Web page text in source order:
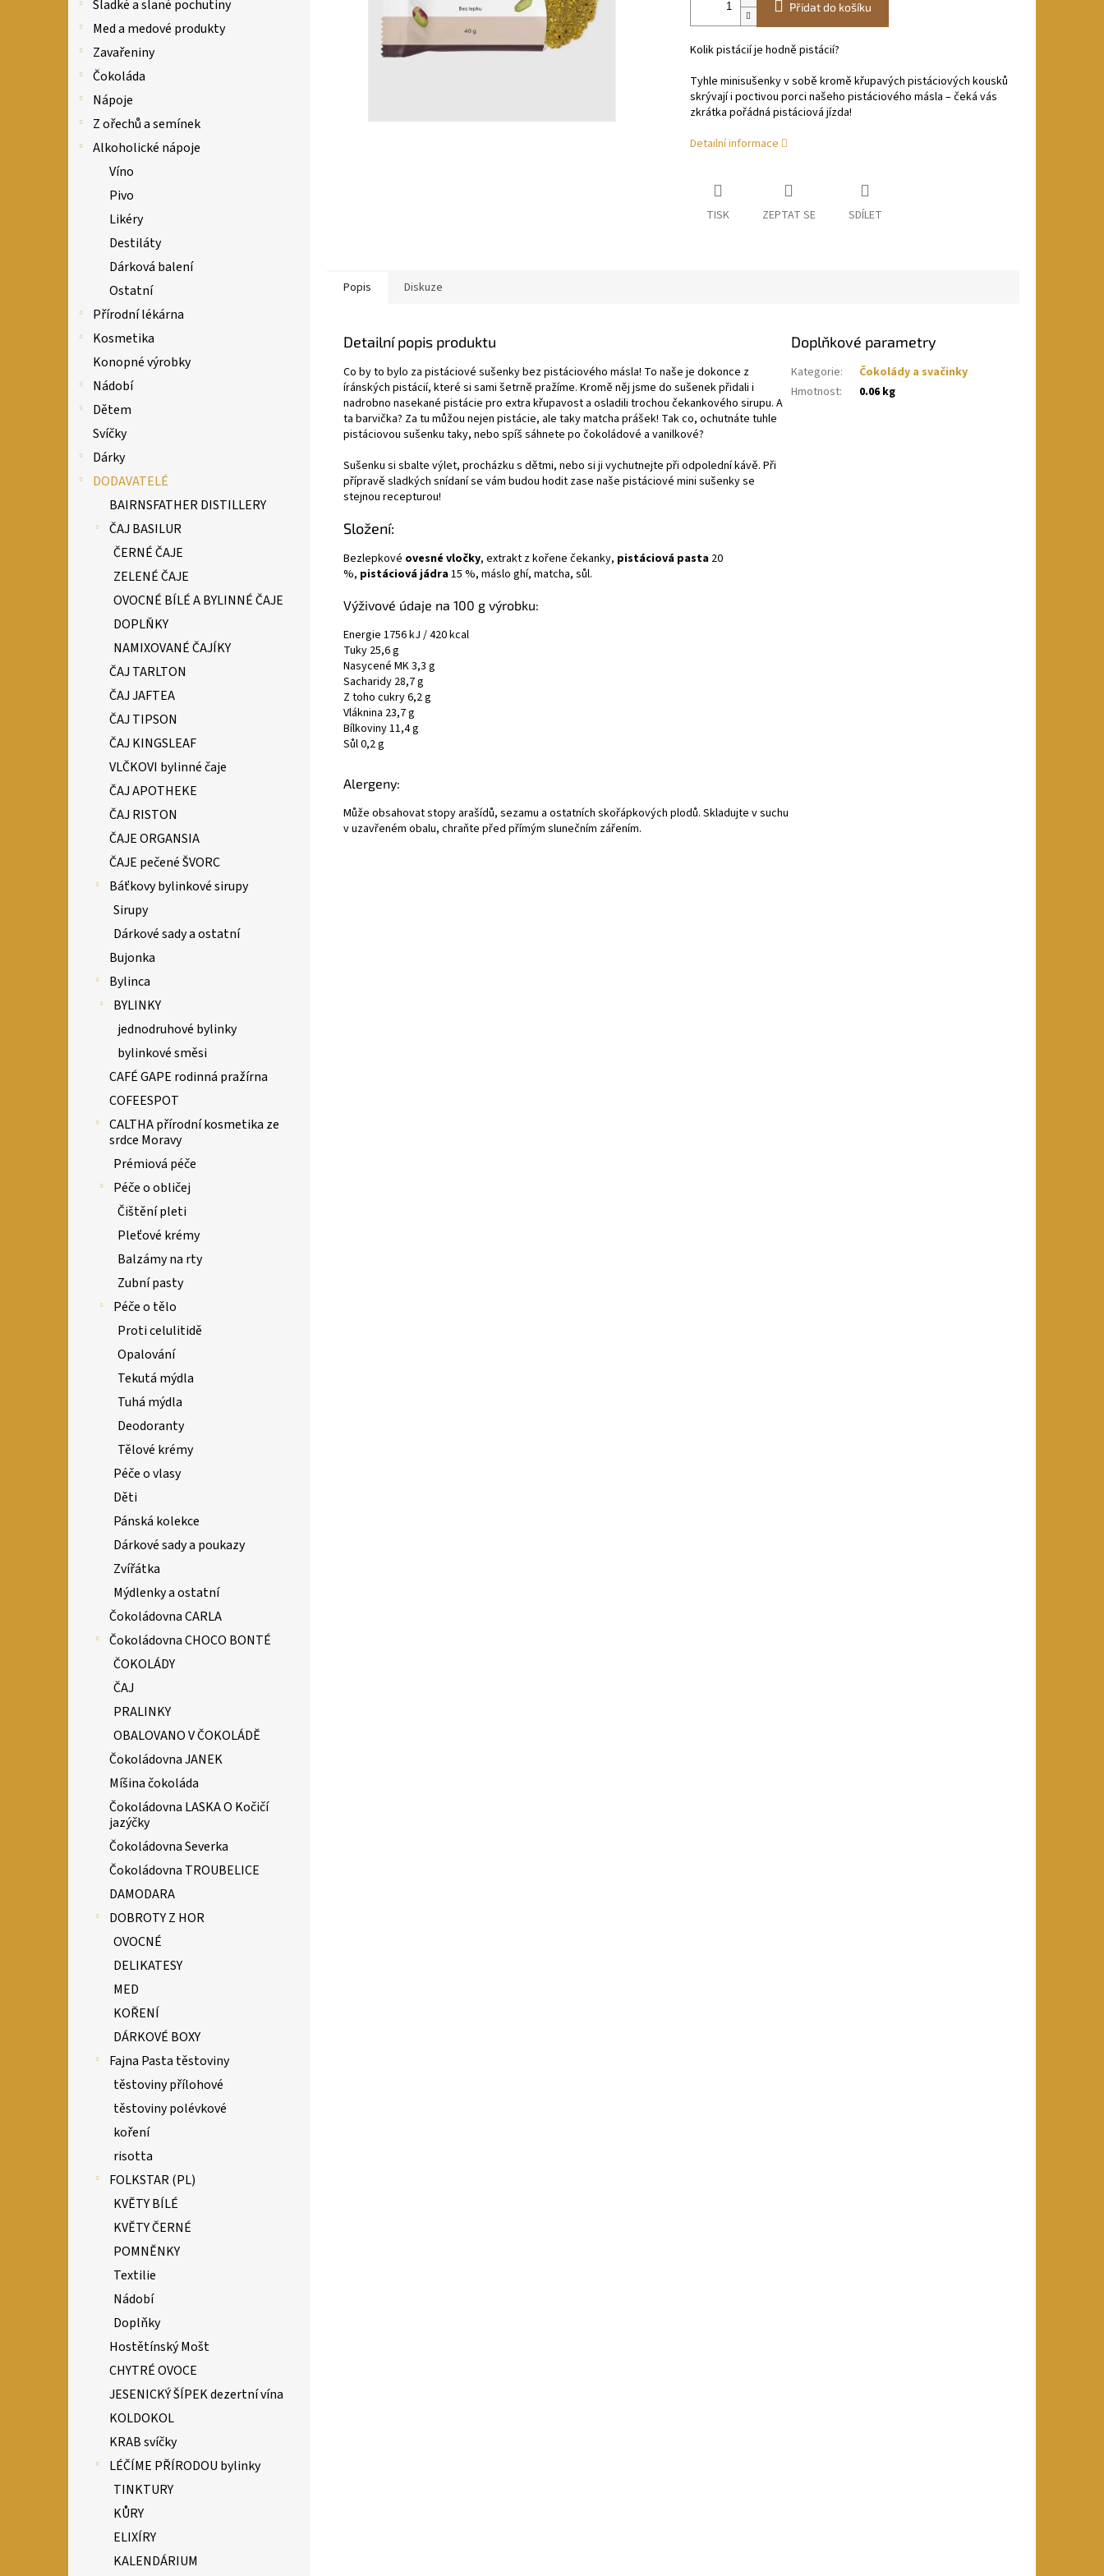
Sladké a slané pochutiny
Med a medové produkty
Zavařeniny
Čokoláda
Nápoje
Z ořechů a semínek
Alkoholické nápoje
Víno
Pivo
Likéry
Destiláty
Dárková balení
Ostatní
Přírodní lékárna
Kosmetika
Konopné výrobky
Nádobí
Dětem
Svíčky
Dárky
DODAVATELÉ
BAIRNSFATHER DISTILLERY
ČAJ BASILUR
ČERNÉ ČAJE
ZELENÉ ČAJE
OVOCNÉ BÍLÉ A BYLINNÉ ČAJE
DOPLŇKY
NAMIXOVANÉ ČAJÍKY
ČAJ TARLTON
ČAJ JAFTEA
ČAJ TIPSON
ČAJ KINGSLEAF
VLČKOVI bylinné čaje
ČAJ APOTHEKE
ČAJ RISTON
ČAJE ORGANSIA
ČAJE pečené ŠVORC
Báťkovy bylinkové sirupy
Sirupy
Dárkové sady a ostatní
Bujonka
Bylinca
BYLINKY
jednodruhové bylinky
bylinkové směsi
CAFÉ GAPE rodinná pražírna
COFEESPOT
CALTHA přírodní kosmetika ze
srdce Moravy
Prémiová péče
Péče o obličej
Čištění pleti
Pleťové krémy
Balzámy na rty
Zubní pasty
Péče o tělo
Proti celulitidě
Opalování
Tekutá mýdla
Tuhá mýdla
Deodoranty
Tělové krémy
Péče o vlasy
Děti
Pánská kolekce
Dárkové sady a poukazy
Zvířátka
Mýdlenky a ostatní
Čokoládovna CARLA
Čokoládovna CHOCO BONTÉ
ČOKOLÁDY
ČAJ
PRALINKY
OBALOVANO V ČOKOLÁDĚ
Čokoládovna JANEK
Míšina čokoláda
Čokoládovna LASKA O Kočičí
jazýčky
Čokoládovna Severka
Čokoládovna TROUBELICE
DAMODARA
DOBROTY Z HOR
OVOCNÉ
DELIKATESY
MED
KOŘENÍ
DÁRKOVÉ BOXY
Fajna Pasta těstoviny
těstoviny přílohové
těstoviny polévkové
koření
risotta
FOLKSTAR (PL)
KVĚTY BÍLÉ
KVĚTY ČERNÉ
POMNĚNKY
Textilie
Nádobí
Doplňky
Hostětínský Mošt
CHYTRÉ OVOCE
JESENICKÝ ŠÍPEK dezertní vína
KOLDOKOL
KRAB svíčky
LÉČÍME PŘÍRODOU bylinky
TINKTURY
KŮRY
ELIXÍRY
KALENDÁRIUM
Přidat do košíku
Kolik pistácií je hodně pistácií?
Tyhle minisušenky v sobě kromě křupavých pistáciových kousků
skrývají i poctivou porci našeho pistáciového másla – čeká vás
zkrátka pořádná pistáciová jízda!
Detailní informace
TISK ZEPTAT SE SDÍLET
Popis Diskuze
Detailní popis produktu
Co by to bylo za pistáciové sušenky bez pistáciového másla! To naše je dokonce z
íránských pistácií, které si sami šetrně pražíme. Kromě něj jsme do sušenek přidali i
nadrobno nasekané pistácie pro extra křupavost a osladili trochou čekankového sirupu. A
ta barvička? Za tu můžou nejen pistácie, ale taky matcha prášek! Tak co, ochutnáte tuhle
pistáciovou sušenku taky, nebo spíš sáhnete po čokoládové a vanilkové?
Sušenku si sbalte výlet, procházku s dětmi, nebo si ji vychutnejte při odpolední kávě. Při
přípravě sladkých snídaní se vám budou hodit zase naše pistáciové mini sušenky se
stejnou recepturou!
Složení:
Bezlepkové ovesné vločky, extrakt z kořene čekanky, pistáciová pasta 20
%, pistáciová jádra15 %, máslo ghí, matcha, sůl.
Výživové údaje na 100 g výrobku:
Energie 1756 kJ / 420 kcal
Tuky 25,6 g
Nasycené MK 3,3 g
Sacharidy 28,7 g
Z toho cukry 6,2 g
Vláknina 23,7 g
Bílkoviny 11,4 g
Sůl 0,2 g
Alergeny:
Může obsahovat stopy arašídů, sezamu a ostatních skořápkových plodů. Skladujte v suchu
v uzavřeném obalu, chraňte před přímým slunečním zářením.
Doplňkové parametry
Kategorie:
Čokolády a svačinky
Hmotnost: 0.06 kg